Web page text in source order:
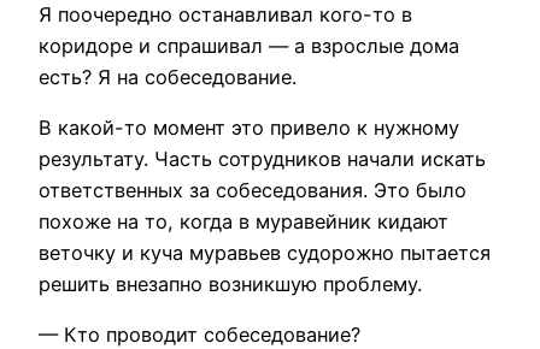
Я поочередно останавливал кого-то в
коридоре и спрашивал — а взрослые дома
есть? Я на собеседование.
В какой-то момент это привело к нужному
результату. Часть сотрудников начали искать
ответственных за собеседования. Это было
похоже на то, когда в муравейник кидают
веточку и куча муравьев судорожно пытается
решить внезапно возникшую проблему.
— Кто проводит собеседование?